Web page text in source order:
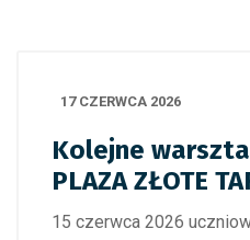
17 CZERWCA 2026
Kolejne
PLAZA ZŁOTE
15 czerwca 2026